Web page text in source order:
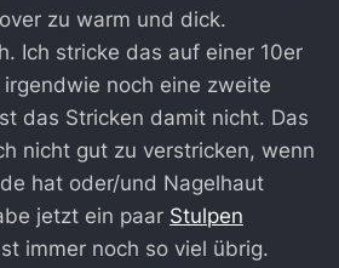
zu warm und dick.
Ich stricke das auf einer 10er
noch eine zweite
das Stricken damit nicht. Das
nicht gut zu verstricken, wenn
hat oder/und Nagelhaut
jetzt ein paar Stulpen
immer noch so viel übrig.